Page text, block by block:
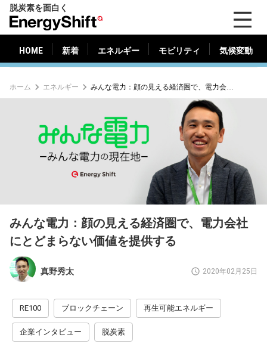
脱炭素を面白く
ナ
ジ
ー
フ
HOME 新着 エネルギー モビリティ 気候変動
新着 エネルギー 気候変動
ホーム エネルギー みんな電力：顔の見える経済圏で、電力会社にとどまらない価値を提供する
みんな電力：顔の見える経済圏で、電力会社
にとどまらない価値を提供する
真野秀太 2020年02月25日
RE100 ブロックチェーン 再生可能エネルギー
企業インタビュー 脱炭素